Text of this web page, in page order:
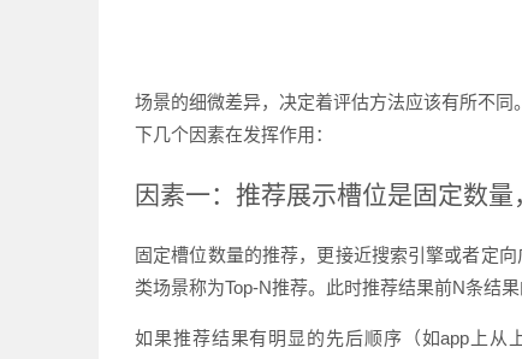
场景的细微差异，决定着评估方法应该有所不
下几个因素在发挥作用：
因素一：推荐展示槽位是固定数
固定槽位数量的推荐，更接近搜索引擎或者定
类场景称为Top-N推荐。此时推荐结果前N条结
如果推荐结果有明显的先后顺序（如app上从